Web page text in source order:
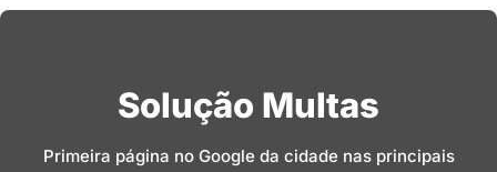
Solução Multas
Primeira página no Google da cidade nas principais